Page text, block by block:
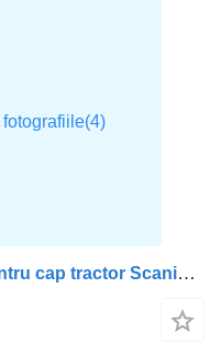
Bară de protecţie 40348107 pentru cap tractor Scania R-Series